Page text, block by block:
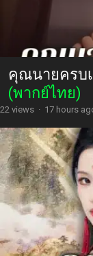
คุณนายครบ
(พากย์ไทย)
22 views · 17 hours